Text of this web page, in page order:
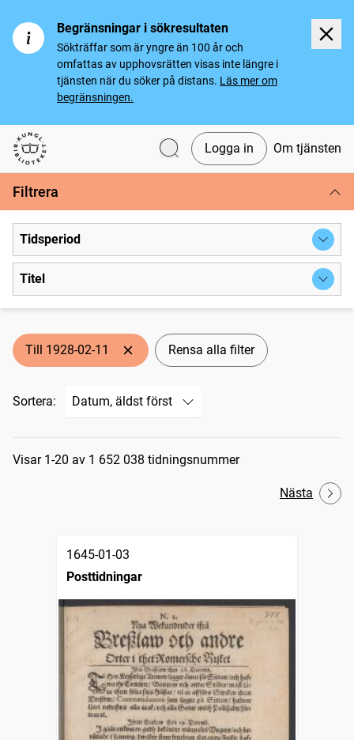
Begränsningar i sökresultaten
Sökträffar som är yngre än 100 år och
omfattas av upphovsrätten visas inte längre i
tjänsten när du söker på distans. Läs mer om
begränsningen.
Svenska tidningar
Logga in Om tjänsten
Filtrera
Tidsperiod
Titel
Till 1928-02-11 Rensa alla filter
Sortera:
Sökresultat
Visar 1-20 av 1 652 038 tidningsnummer
Nästa
1645-01-03
Posttidningar